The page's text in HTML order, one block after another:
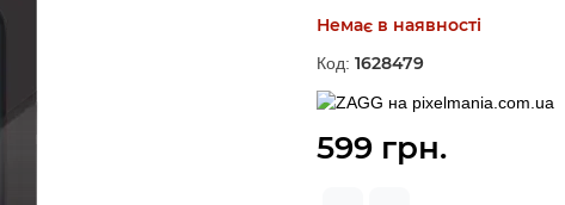
Немає в наявності
Код: 1628479
599 грн.